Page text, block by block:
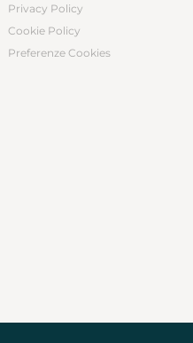
Privacy Policy
Cookie Policy
Preferenze Cookies